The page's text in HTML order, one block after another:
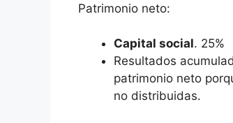
Patrimonio neto:
Capital social. 25%
Resultados
patrimonio neto
no distribuidas.